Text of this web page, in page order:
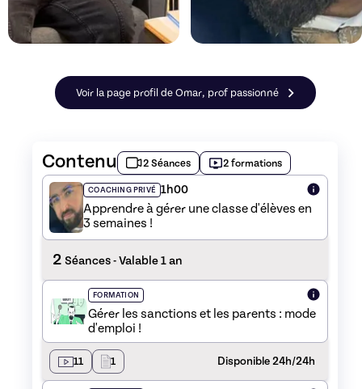
Voir la page profil de Omar, prof passionné
Contenu 2 Séances 2 formations
COACHING PRIVÉ 1h00
Apprendre à gérer une classe d'élèves en
3 semaines !
2 Séances- Valable 1 an
FORMATION
Gérer les sanctions et les parents : mode
d'emploi !
11 1 Disponible 24h/24h